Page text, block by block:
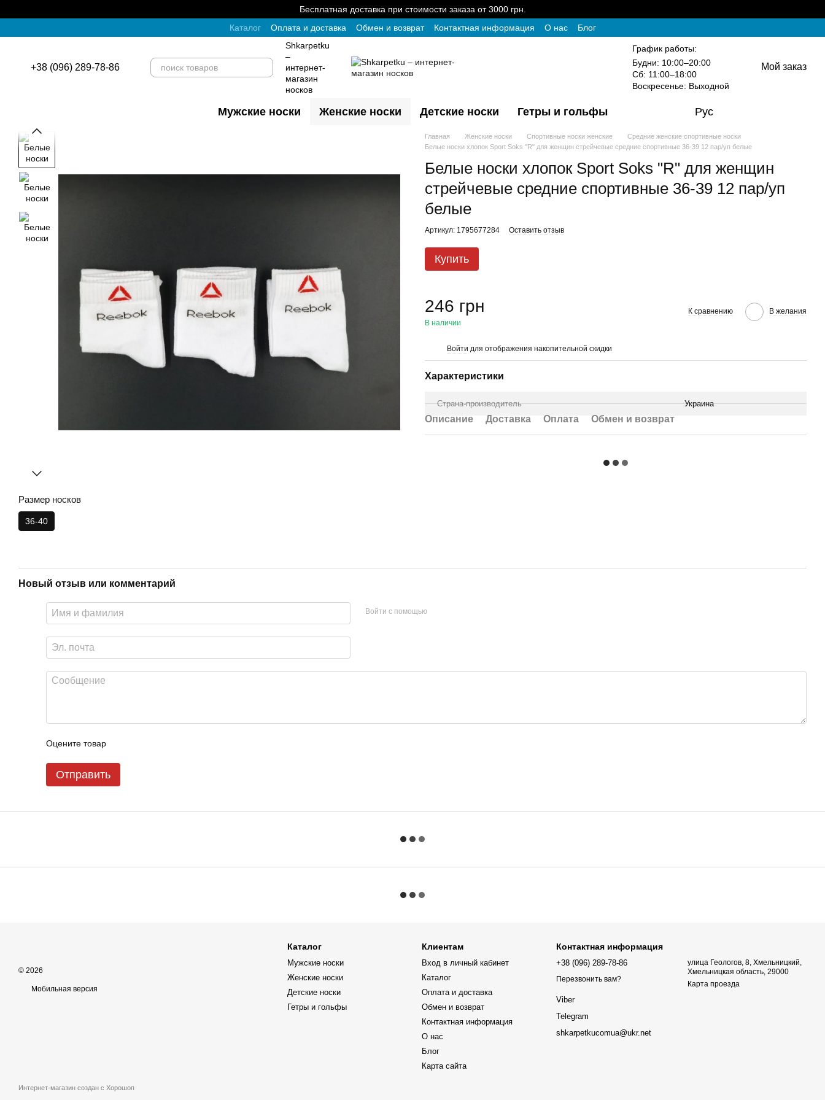
Бесплатная доставка при стоимости заказа от 3000 грн.
Каталог
Оплата и доставка Обмен и возврат Контактная информация О нас Блог
+38 (096) 289-78-86
Shkarpetku
–
интернет-
магазин
носков
График работы:
Будни: 10:00–20:00
Сб: 11:00–18:00
Воскресенье: Выходной
Мой заказ
Мужские носки Женские носки Детские носки Гетры и гольфы Рус
Размер носков
36-40
Главная Женские носки Спортивные носки женские
Средние женские спортивные носки
Белые носки хлопок Sport Soks "R" для женщин стрейчевые средние спортивные 36-39 12 пар/уп белые
Белые носки хлопок Sport Soks "R" для женщин
стрейчевые средние спортивные 36-39 12 пар/уп
белые
Артикул: 1795677284 Оставить отзыв
Купить
246 грн
В наличии
К сравнению В желания
Войти для отображения накопительной скидки
Характеристики
Страна-производитель Украина
Описание Доставка Оплата Обмен и возврат
Новый отзыв или комментарий
Войти с помощью
Оцените товар
Отправить
© 2026
Мобильная версия
Интернет-магазин создан с Хорошоп
Каталог
Мужские носки
Женские носки
Детские носки
Гетры и гольфы
Клиентам
Вход в личный кабинет
Каталог
Оплата и доставка
Обмен и возврат
Контактная информация
О нас
Блог
Карта сайта
Контактная информация
+38 (096) 289-78-86
Перезвонить вам?
Viber
Telegram
shkarpetkucomua@ukr.net
улица Геологов, 8, Хмельницкий,
Хмельницкая область, 29000
Карта проезда